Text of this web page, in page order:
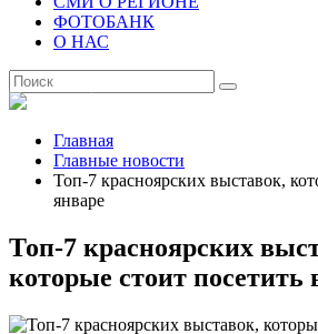
ФОТОБАНК
О НАС
Главная
Главные новости
Топ-7 красноярских выставок,
январе
Топ-7 красноярских
которые стоит посетить